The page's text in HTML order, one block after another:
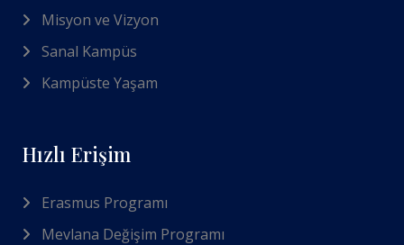
Misyon ve Vizyon
Sanal Kampüs
Kampüste Yaşam
Hızlı Erişim
Erasmus Programı
Mevlana Değişim Programı